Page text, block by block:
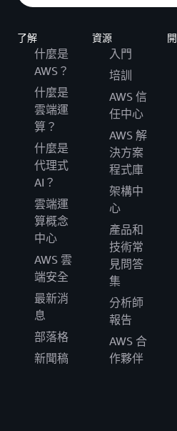
了解
什麼是
AWS？
什麼是
雲端運
算？
什麼是
代理式
AI？
雲端運
算概念
中心
AWS 雲
端安全
最新消
息
部落格
新聞稿
資源
入門
培訓
AWS 信
任中心
AWS 解
決方案
程式庫
架構中
心
產品和
技術常
見問答
集
分析師
報告
AWS 合
作夥伴